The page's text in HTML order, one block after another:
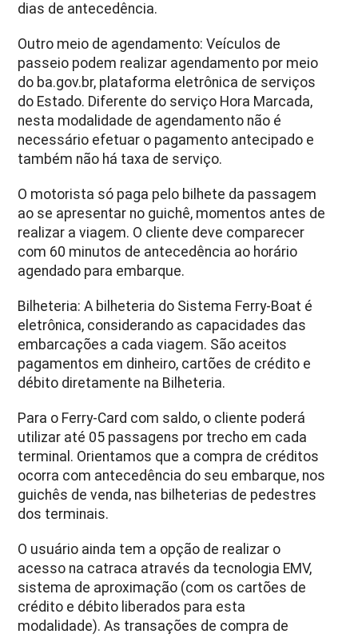
dias de antecedência.
Outro meio de agendamento: Veículos de
passeio podem realizar agendamento por meio
do ba.gov.br, plataforma eletrônica de serviços
do Estado. Diferente do serviço Hora Marcada,
nesta modalidade de agendamento não é
necessário efetuar o pagamento antecipado e
também não há taxa de serviço.
O motorista só paga pelo bilhete da passagem
ao se apresentar no guichê, momentos antes de
realizar a viagem. O cliente deve comparecer
com 60 minutos de antecedência ao horário
agendado para embarque.
Bilheteria: A bilheteria do Sistema Ferry-Boat é
eletrônica, considerando as capacidades das
embarcações a cada viagem. São aceitos
pagamentos em dinheiro, cartões de crédito e
débito diretamente na Bilheteria.
Para o Ferry-Card com saldo, o cliente poderá
utilizar até 05 passagens por trecho em cada
terminal. Orientamos que a compra de créditos
ocorra com antecedência do seu embarque, nos
guichês de venda, nas bilheterias de pedestres
dos terminais.
O usuário ainda tem a opção de realizar o
acesso na catraca através da tecnologia EMV,
sistema de aproximação (com os cartões de
crédito e débito liberados para esta
modalidade). As transações de compra de